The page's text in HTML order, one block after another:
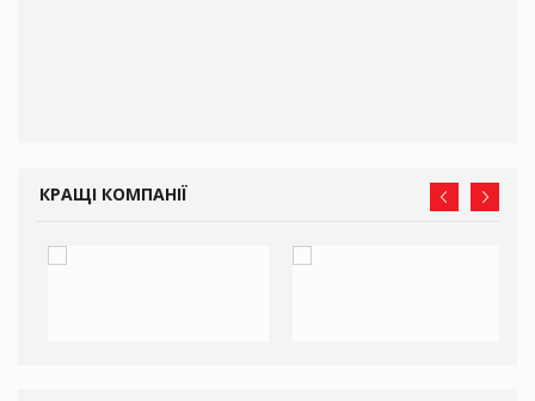
КРАЩІ КОМПАНІЇ